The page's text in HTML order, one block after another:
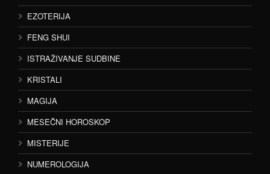
EZOTERIJA
FENG SHUI
ISTRAŽIVANJE SUDBINE
KRISTALI
MAGIJA
MESEČNI HOROSKOP
MISTERIJE
NUMEROLOGIJA